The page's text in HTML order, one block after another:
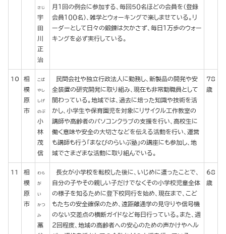
さじ
宇
田
川
正
治
月１回の例会に参加する、毎回５０名ほどの会員を（登録
会員１００名）、雑学とウォーキングで楽しませている。リ
ーダーとして日々の鍛錬は欠かさず、毎日１万歩のウォー
キングを必ず実行している。
10
相
模
原
市
こば
やし
しげ
のぶ
小
林
茂
信
民間会社や独立行政法人に勤務し、新製品の開発や安
全装置の研究開発に取り組み、現在も非常勤職員として
関わっている。地域では、過去に培った知識や技術を活
かし、小学生や保育園児を対象にリサイクル工作教室の
講師や高齢者のパソコンクラブの支援を行い、高校生に
働く意味や安全の大切さなどを伝える活動を行い、運営
も講師も行う「まなびのらいぶ塾」の講座にも参加し、地
域でさまざまな活動に取り組んでいる。
78
歳
11
相
模
原
市
わら
が
い
かつ
み
藁
長女が小学校を転校した後に、いじめに遭ったことで、
自分の子やその親しい子だけでなくその小学校児童全体
の様子を知るために登下校同行を始め、現在まで、こど
もたちの安全確保のため、遠距離通学の見守りや信号機
のない交差点の横断ガイドなど毎日行っている。また、週
２回程度、地域の高齢者への安心のための声かけやヘル
68
歳